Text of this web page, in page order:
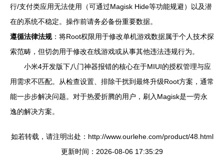
行/支付类应用无法使用（可通过Magisk Hide等功能规避）以及潜
在的系统不稳定。操作前请务必备份重要数据。
遵循法律法规：将Root权限用于修改单机游戏数据属于个人技术探
索范畴，但切勿用于修改在线游戏或从事其他违法违规行为。
小米4开发版下八门神器报错的核心在于MIUI的授权管理与应
用需求不匹配。从检查设置、排除干扰到最终升级Root方案，通常
能一步步解决问题。对于热爱折腾的用户，刷入Magisk是一劳永
逸的解决方案。
如若转载，请注明出处：http://www.ourlehe.com/product/48.html
更新时间：2026-08-06 17:35:29